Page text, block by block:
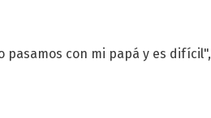
pasamos con mi papá y es difícil",